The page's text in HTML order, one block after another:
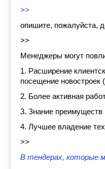
>>
опишите, пожалуйста,
>>
Менеджеры могут
1. Расширение
посещение новостроек
2. Более активная
3. Знание
4. Лучшее владение
>>
В тендерах, которые